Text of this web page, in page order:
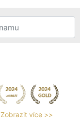
Zobrazit více >>